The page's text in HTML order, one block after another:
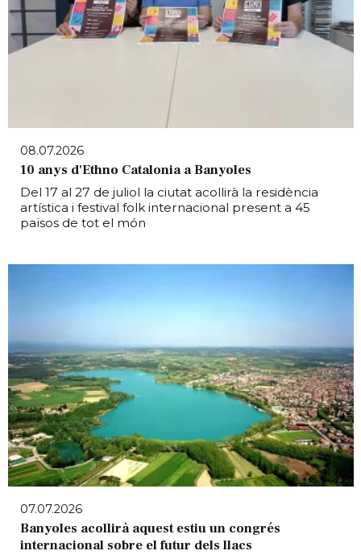
08.07.2026
10 anys d'Ethno Catalonia a Banyoles
Del 17 al 27 de juliol la ciutat acollirà la residència
artística i festival folk internacional present a 45
països de tot el món
07.07.2026
Banyoles acollirà aquest estiu un congrés
internacional sobre el futur dels llacs